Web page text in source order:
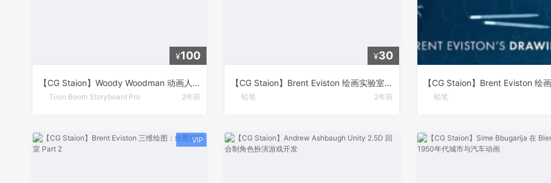
¥100
【CG Staion】Woody Woodman 动画人物绘制大师课
Toon Boom Storyboard Pro 2年前
¥30
【CG Staion】Brent Eviston 绘画实验室：初学者指南 – 掌握线条的艺术
铅笔 2年前 铅笔